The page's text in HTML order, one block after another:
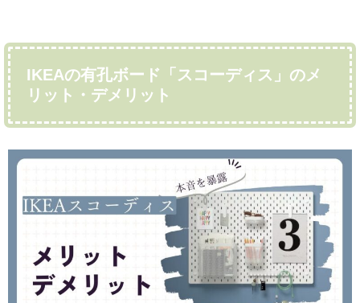
IKEAの有孔ボード「スコーディス」のメ
リット・デメリット